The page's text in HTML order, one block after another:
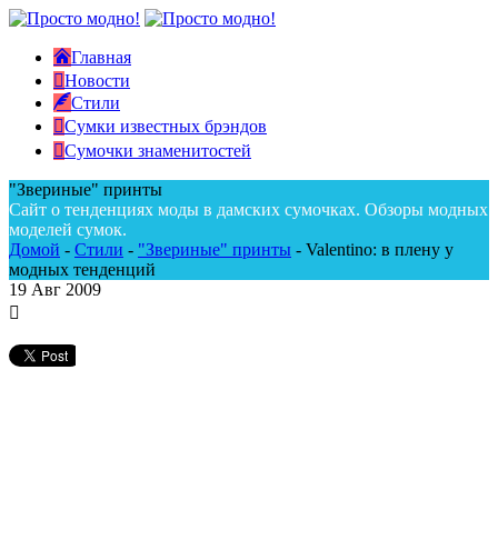
Главная
Новости
Стили
Сумки известных брэндов
Сумочки знаменитостей
"Звериные" принты
Сайт о тенденциях моды в дамских сумочках. Обзоры модных
моделей сумок.
Домой - Стили - "Звериные" принты - Valentino: в плену у
модных тенденций
19 Авг 2009